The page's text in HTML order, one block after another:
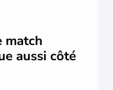
est aujourd'hui
en ressources
match
aussi côté